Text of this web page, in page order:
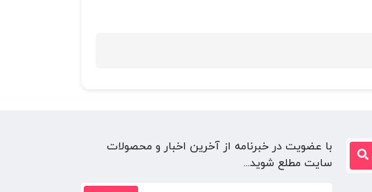
با عضویت در خبرنامه از آخرین اخبار و محصولات
سایت مطلع شوید...